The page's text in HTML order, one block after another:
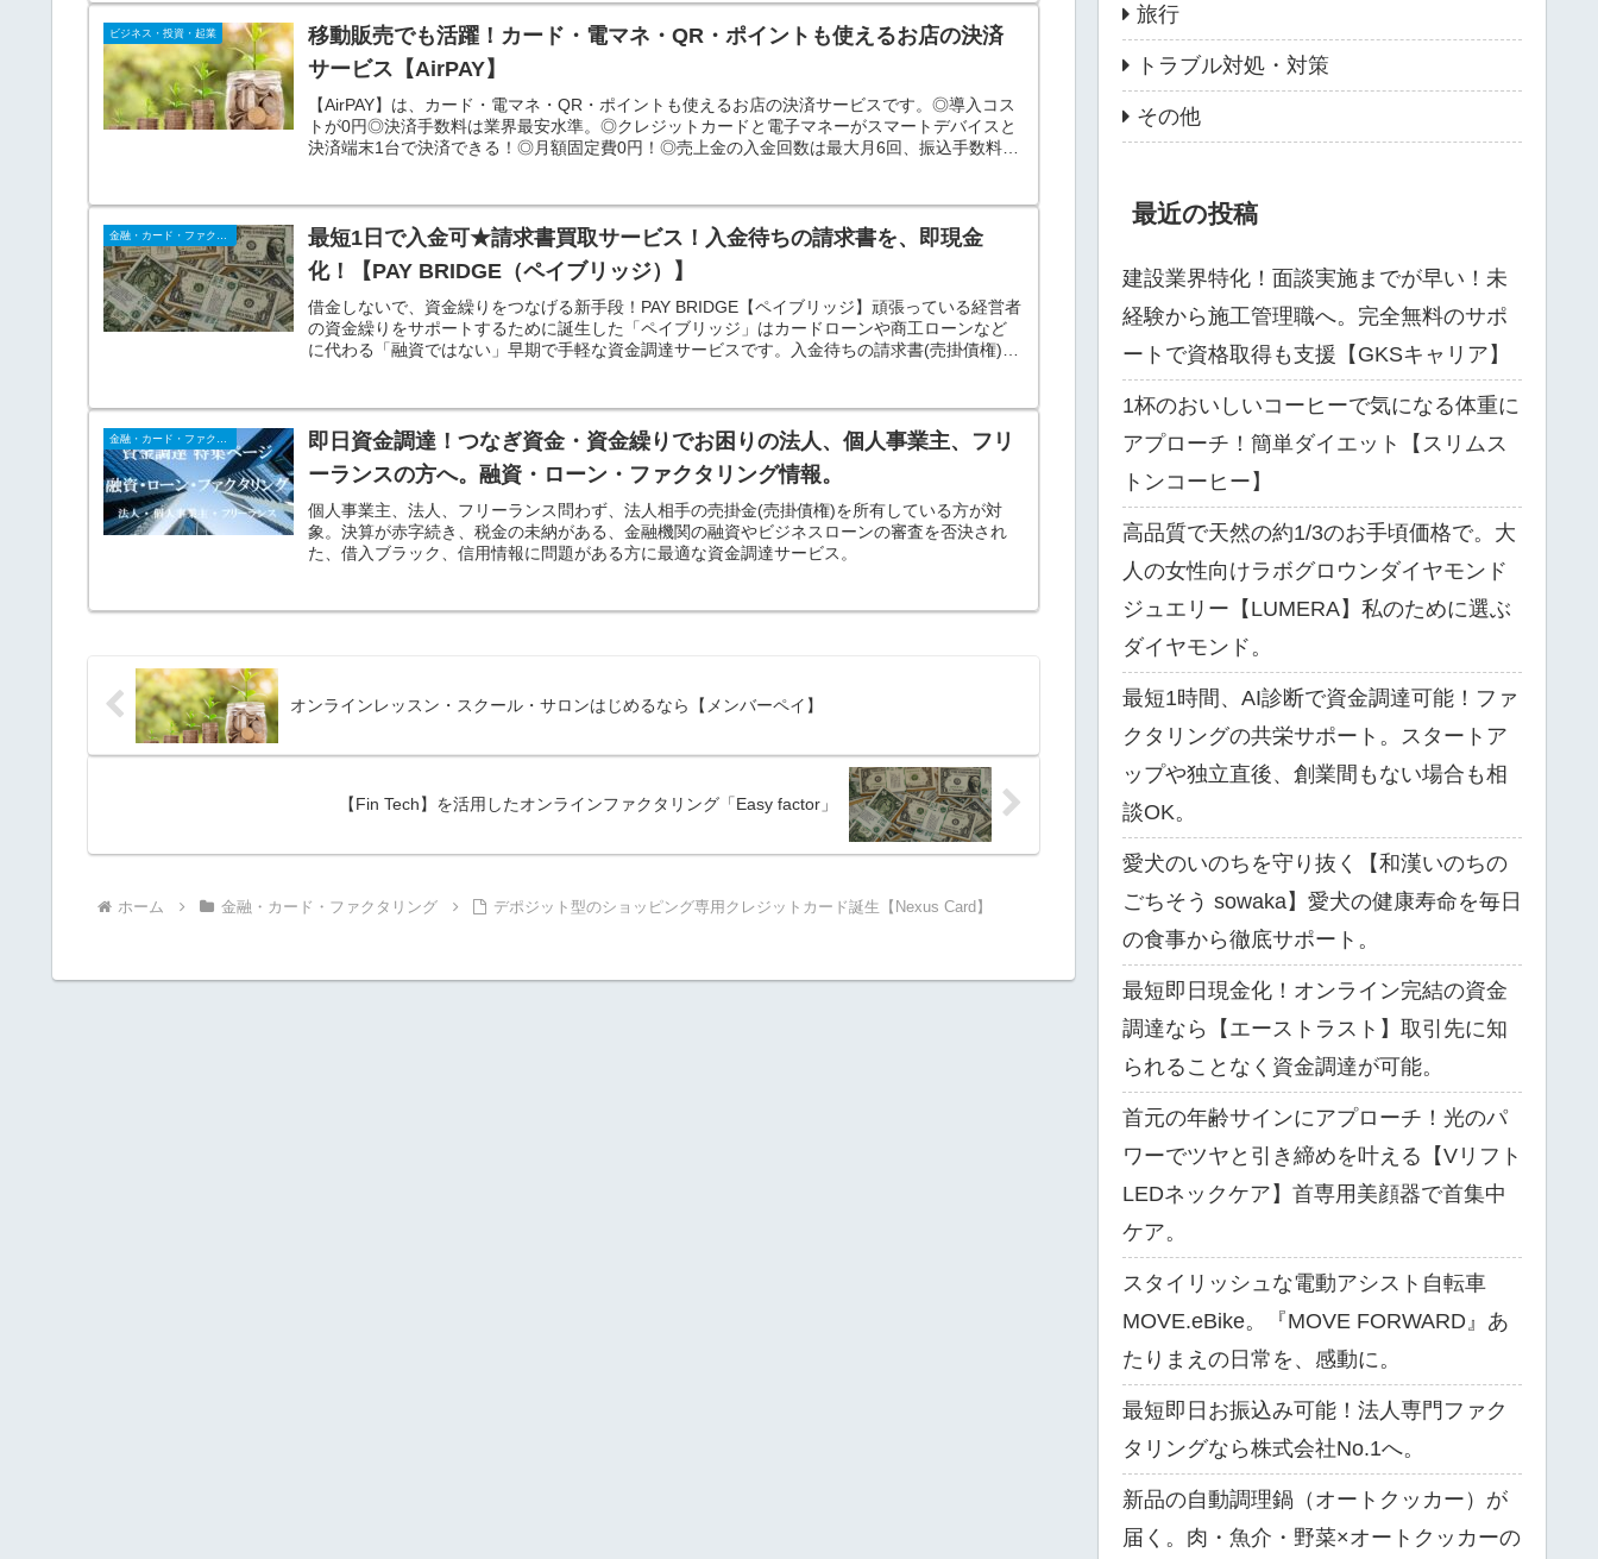
ビジネス・投資・起業
移動販売でも活躍！カード・電マネ・QR・ポイントも使えるお店の決済
サービス【AirPAY】
【AirPAY】は、カード・電マネ・QR・ポイントも使えるお店の決済サービスです。◎導入コス
トが0円◎決済手数料は業界最安水準。◎クレジットカードと電子マネーがスマートデバイスと
決済端末1台で決済できる！◎月額固定費0円！◎売上金の入金回数は最大月6回、振込手数料も
金融・カード・ファクタリング
最短1日で入金可★請求書買取サービス！入金待ちの請求書を、即現金
化！【PAY BRIDGE（ペイブリッジ）】
借金しないで、資金繰りをつなげる新手段！PAY BRIDGE【ペイブリッジ】頑張っている経営者
の資金繰りをサポートするために誕生した「ペイブリッジ」はカードローンや商工ローンなど
に代わる「融資ではない」早期で手軽な資金調達サービスです。入金待ちの請求書(売掛債権)を
即日資金調達！つなぎ資金・資金繰りでお困りの法人、個人事業主、フリ
ーランスの方へ。融資・ローン・ファクタリング情報。
個人事業主、法人、フリーランス問わず、法人相手の売掛金(売掛債権)を所有している方が対
象。決算が赤字続き、税金の未納がある、金融機関の融資やビジネスローンの審査を否決され
た、借入ブラック、信用情報に問題がある方に最適な資金調達サービス。
オンラインレッスン・スクール・サロンはじめるなら【メンバーペイ】
【Fin Tech】を活用したオンラインファクタリング「Easy factor」
ホーム 金融・カード・ファクタリング デポジット型のショッピング専用クレジットカード誕生【Nexus Card】
旅行
トラブル対処・対策
その他
最近の投稿
建設業界特化！面談実施までが早い！未
経験から施工管理職へ。完全無料のサポ
ートで資格取得も支援【GKSキャリア】
1杯のおいしいコーヒーで気になる体重に
アプローチ！簡単ダイエット【スリムス
トンコーヒー】
高品質で天然の約1/3のお手頃価格で。大
人の女性向けラボグロウンダイヤモンド
ジュエリー【LUMERA】私のために選ぶ
ダイヤモンド。
最短1時間、AI診断で資金調達可能！ファ
クタリングの共栄サポート。スタートア
ップや独立直後、創業間もない場合も相
談OK。
愛犬のいのちを守り抜く【和漢いのちの
ごちそう sowaka】愛犬の健康寿命を毎日
の食事から徹底サポート。
最短即日現金化！オンライン完結の資金
調達なら【エーストラスト】取引先に知
られることなく資金調達が可能。
首元の年齢サインにアプローチ！光のパ
ワーでツヤと引き締めを叶える【Vリフト
LEDネックケア】首専用美顔器で首集中
ケア。
スタイリッシュな電動アシスト自転車
MOVE.eBike。『MOVE FORWARD』あ
たりまえの日常を、感動に。
最短即日お振込み可能！法人専門ファク
タリングなら株式会社No.1へ。
新品の自動調理鍋（オートクッカー）が
届く。肉・魚介・野菜×オートクッカーの